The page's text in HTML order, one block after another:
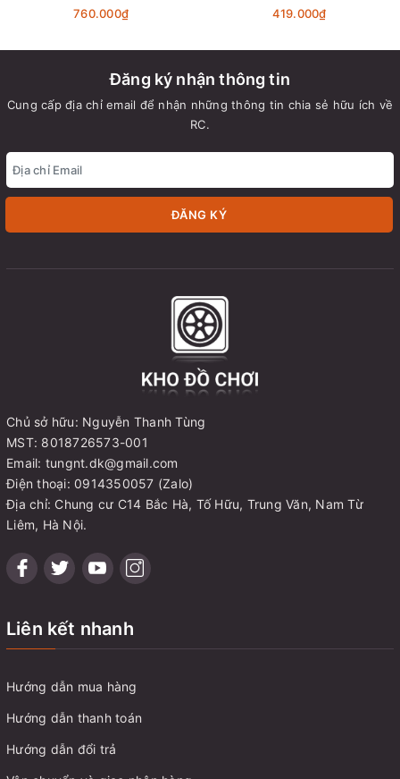
760.000₫
419.000₫
Đăng ký nhận thông tin
Cung cấp địa chỉ email để nhận những thông tin chia sẻ hữu ích về
RC.
ĐĂNG KÝ
Chủ sở hữu: Nguyễn Thanh Tùng
MST: 8018726573-001
Email: tungnt.dk@gmail.com
Điện thoại: 0914350057 (Zalo)
Địa chỉ: Chung cư C14 Bắc Hà, Tố Hữu, Trung Văn, Nam Từ
Liêm, Hà Nội.
Liên kết nhanh
Hướng dẫn mua hàng
Hướng dẫn thanh toán
Hướng dẫn đổi trả